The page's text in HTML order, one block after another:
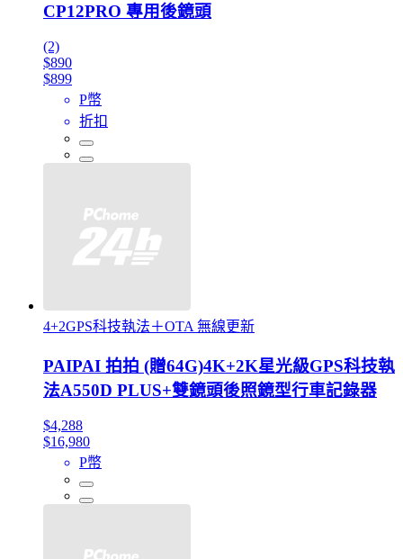
CP12PRO 專用後鏡頭
(2)
$890
$899
P幣
折扣
4+2GPS科技執法＋OTA 無線更新
PAIPAI 拍拍 (贈64G)4K+2K星光級GPS科技執
法A550D PLUS+雙鏡頭後照鏡型行車記錄器
$4,288
$16,980
P幣